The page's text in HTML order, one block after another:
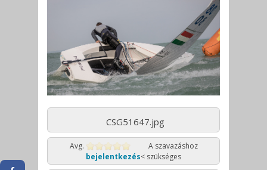
CSG51647.jpg
Avg.
A szavazáshoz
bejelentkezés< szükséges